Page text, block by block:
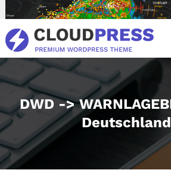
Inhalt
springen
DWD ->